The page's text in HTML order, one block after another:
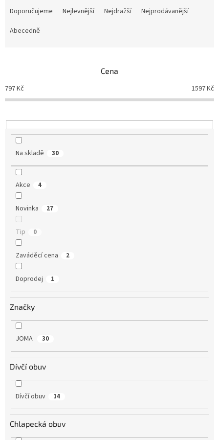
o
d
k
t
Doporučujeme Nejlevnější Nejdražší
Nejprodávanější
Abecedně
Cena
797Kč 1597Kč
Na skladě 30
Akce 4
Novinka 27
Tip 0
Zaváděcí cena 2
Doprodej 1
Značky
JOMA 30
Dívčí obuv
Dívčí obuv 14
Chlapecká obuv